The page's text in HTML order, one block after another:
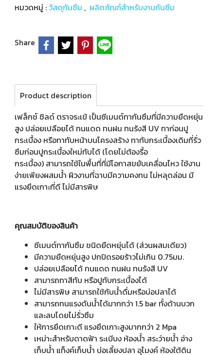
หมวดหมู่ : วัสดุกันซึม , ผลิตภัณฑ์สำหรับงานกันซึม
Share
Product description
เฟล็กช์ ชิลด์ ตราจระเข้ เป็นซีเมนต์ทากันซึมที่มีความยืดหยุ่น
สูง ปล่อยเปลือยได้ ทนแดด ทนฝน ทนรังสี UV ทาก่อนปู
กระเบื้อง หรือทาทับหน้าบนโครงสร้าง ทาทับกระเบื้องเดิมที่รั่ว
ซึมก่อนปูกระเบื้องใหม่ทับได้ (โดยไม่ต้องรื้อ
กระเบื้อง) สามารถใช้ในพื้นที่ที่มีโอกาสขยับเคลื่อนไหว ใช้งาน
ง่ายเพียงผสมน้ำ ผิวงานที่ฉาบมีความคงทน ไม่หลุดล่อน มี
แรงยึดเกาะที่ดี ไม่มีสารพิษ
คุณสมบัติของสินค้า
ซีเมนต์ทากันซึม ชนิดยืดหยุ่นได้ (ส่วนผสมเดียว)
มีความยืดหยุ่นสูง ปกปิดรอยร้าวไม่เกิน 0.75มม.
ปล่อยเปลือยได้ ทนแดด ทนฝน ทนรังสี UV
สามารถทาสีทับ หรือปูทับกระเบื้องได้
ไม่มีสารพิษ สามารถใช้กับน้ำดื่มหรือบ่อปลาได้
สามารถทนแรงดันนํ้าได้มากกว่า 1.5 bar ทั้งด้านบวก
และลบโดยไม่รั่วซึม
ให้การยึดเกาะดี แรงยึดเกาะสูงมากกว่า 2 Mpa
เหม่าะสำหรับดาดฟ้า ระเบีบง ห้องน้ำ สระว่ายน้ำ อ่าง
เก็บน้ำ แท็งค์เก็บน้ำ บ่อเลี้ยงปลา อุโมงค์ ห้องใต้ดิน